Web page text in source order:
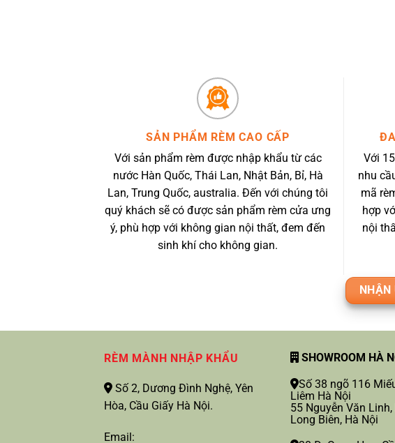
SẢN PHẨM RÈM CAO CẤP
Với sản phẩm rèm được nhập khẩu từ các
nước Hàn Quốc, Thái Lan, Nhật Bản, Bỉ, Hà
Lan, Trung Quốc, australia. Đến với chúng tôi
quý khách sẽ có được sản phẩm rèm cửa ưng
ý, phù hợp với không gian nội thất, đem đến
sinh khí cho không gian.
Với
nhu
mã
hợp
nội
RÈM MÀNH NHẬP KHẨU
Số 2, Dương Đình Nghệ, Yên
Hòa, Cầu Giấy Hà Nội.
Email:
SHOWROOM HÀ
Số 38 ngõ 116
Liêm Hà Nội
55 Nguyễn Văn
Long Biên, Hà Nội